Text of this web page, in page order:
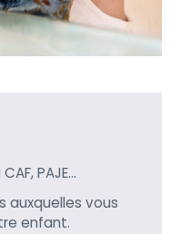
PAJE…
auxquelles vous
enfant.